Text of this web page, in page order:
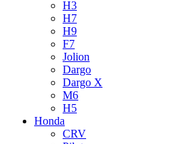
H3
H7
H9
F7
Jolion
Dargo
Dargo X
M6
H5
Honda
CRV